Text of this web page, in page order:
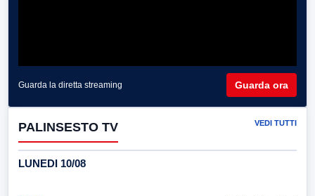
Guarda la diretta streaming Guarda ora
PALINSESTO TV VEDI TUTTI
LUNEDI 10/08